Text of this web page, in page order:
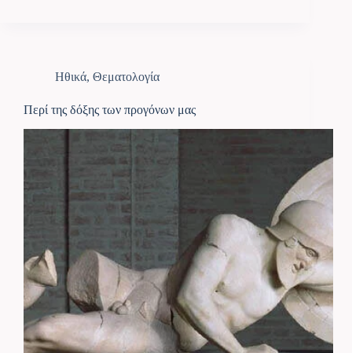
Ηθικά, Θεματολογία
Περί της δόξης των προγόνων μας